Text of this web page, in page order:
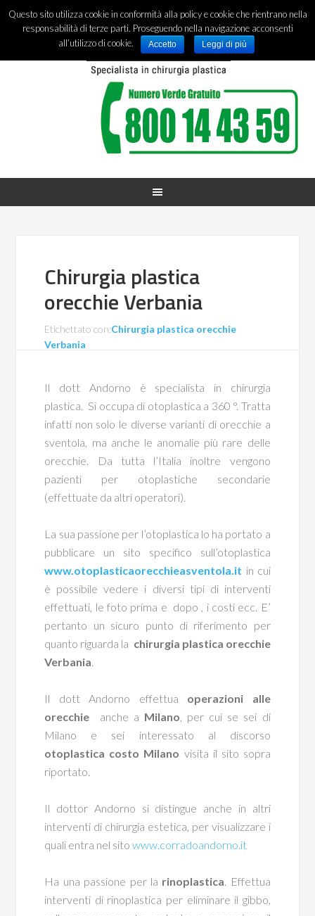
Chirurgia plastica
orecchie Verbania
Etichettato con:Chirurgia plastica orecchie
Verbania
Il dott Andorno è specialista in chirurgia
plastica. Si occupa di otoplastica a 360 °. Tratta
infatti non solo le diverse varianti di orecchie a
sventola, ma anche le anomalie più rare delle
orecchie. Da tutta l’Italia inoltre vengono
pazienti per otoplastiche secondarie
(effettuate da altri operatori).
La sua passione per l’otoplastica lo ha portato a
pubblicare un sito specifico sull’otoplastica
www.otoplasticaorecchieasventola.it in cui
è possibile vedere i diversi tipi di interventi
effettuati, le foto prima e dopo , i costi ecc. E’
pertanto un sicuro punto di riferimento per
quanto riguarda la chirurgia plastica orecchie
Verbania.
Il dott Andorno effettua operazioni alle
orecchie anche a Milano, per cui se sei di
Milano e sei interessato al discorso
otoplastica costo Milano visita il sito sopra
riportato.
Il dottor Andorno si distingue anche in altri
interventi di chirurgia estetica, per visualizzare i
quali entra nel sitowww.corradoandorno.it
Ha una passione per la rinoplastica. Effettua
interventi di rinoplastica per eliminare il gibbo,
Questo sito utilizza cookie in conformità alla policy e cookie che rientrano nella
responsabilità di terze parti. Proseguendo nella navigazione acconsenti
all’utilizzo di cookie.
Accetto Leggi di più